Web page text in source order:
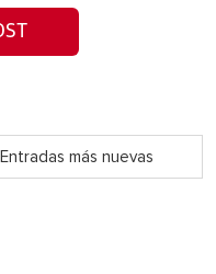
Entradas más nuevas